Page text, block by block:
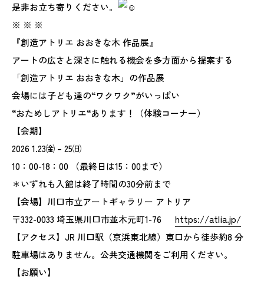
是非お立ち寄りください。
※ ※ ※
『創造アトリエ おおきな木 作品展』
アートの広さと深さに触れる機会を多方面から提案する
「創造アトリエ おおきな木」の作品展
会場には子ども達の“ワクワク”がいっぱい
“おためしアトリエ“あります！（体験コーナー）
【会期】
2026 1.23㈮ – 25㈰
10：00-18：00 （最終日は15：00まで）
＊いずれも入館は終了時間の30分前まで
【会場】川口市立アートギャラリー アトリア
〒332-0033 埼玉県川口市並木元町1-76 https://atlia.jp/
【アクセス】JR 川口駅（京浜東北線）東口から徒歩約8 分
駐車場はありません。公共交通機関をご利用ください。
【お願い】